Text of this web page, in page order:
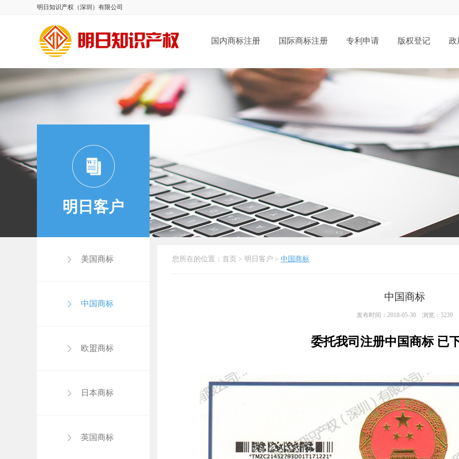
明日知识产权（深圳）有限公司
国内商标注册 国际商标注册 专利申请 版权登记 政
明日客户
美国商标
中国商标
欧盟商标
日本商标
英国商标
您所在的位置： 首页 > 明日客户 > 中国商标
中国商标
发布时间：2018-05-30 浏览：5239
委托我司注册中国商标 已